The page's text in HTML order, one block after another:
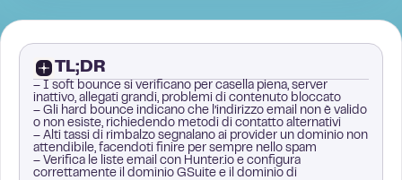
TL;DR
– I soft bounce si verificano per casella piena, server
inattivo, allegati grandi, problemi di contenuto bloccato
– Gli hard bounce indicano che l’indirizzo email non è valido
o non esiste, richiedendo metodi di contatto alternativi
– Alti tassi di rimbalzo segnalano ai provider un dominio non
attendibile, facendoti finire per sempre nello spam
– Verifica le liste email con Hunter.io e configura
correttamente il dominio GSuite e il dominio di